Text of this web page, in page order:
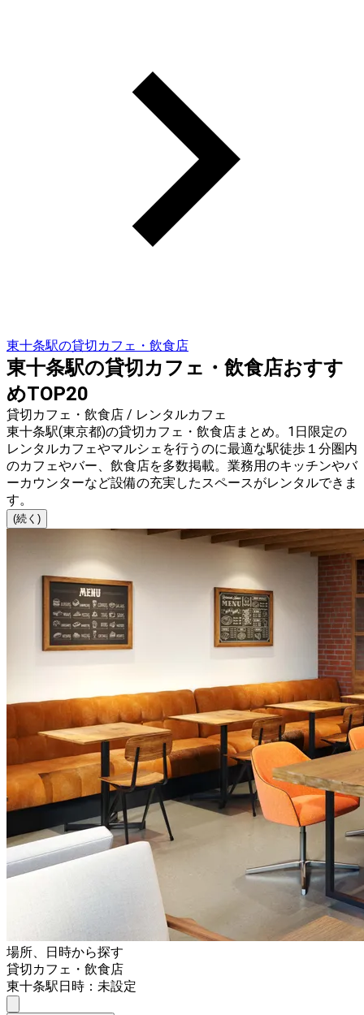
東十条駅の貸切カフェ・飲食店
東十条駅の貸切カフェ・飲食店おすす
めTOP20
貸切カフェ・飲食店 / レンタルカフェ
東十条駅(東京都)の貸切カフェ・飲食店まとめ。1日限定の
レンタルカフェやマルシェを行うのに最適な駅徒歩１分圏内
のカフェやバー、飲食店を多数掲載。業務用のキッチンやバ
ーカウンターなど設備の充実したスペースがレンタルできま
す。
(続く)
場所、日時から探す
貸切カフェ・飲食店
東十条駅日時：未設定